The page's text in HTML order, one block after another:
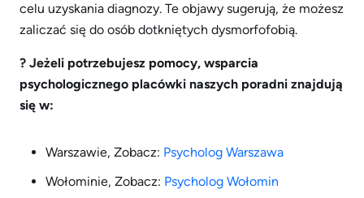
celu uzyskania diagnozy. Te objawy sugerują, że możesz
zaliczać się do osób dotkniętych dysmorfofobią.
? Jeżeli potrzebujesz pomocy, wsparcia
psychologicznego placówki naszych poradni znajdują
się w:
Warszawie, Zobacz: Psycholog Warszawa
Wołominie, Zobacz: Psycholog Wołomin